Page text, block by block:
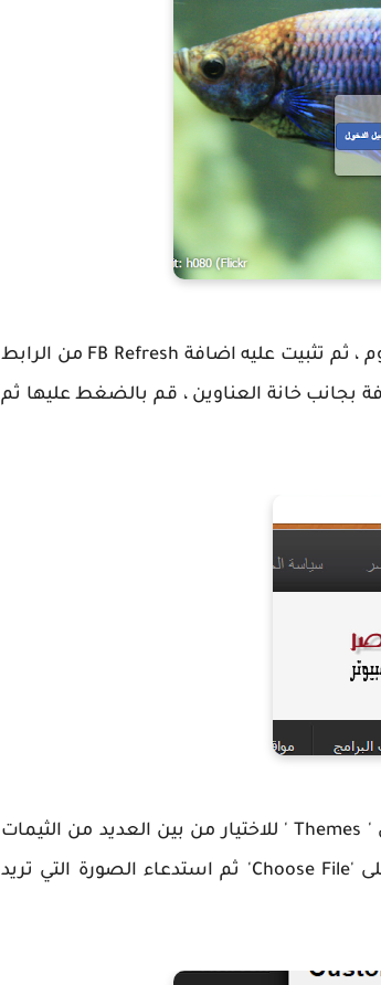
بداية كي تستطيع تغيير خلفية الفيس بوك ، يجب عليك استخدام متصفح جوجل كروم ، ثم تثبيت عليه اضافة FB Refresh من الرابط
بجانب خانة العناوين ، قم بالضغط عليها ثم
بعد ذالك سوف تنتقل الى صفحة الاعدادات الخاصة بالاضافة ، يمكنك الضغط على ' Themes ' للاختيار من بين العديد من الثيمات
الجاهزة التي تتيحها الاضاقة . او تحديد صورتك او صورة من حاسوبك بالضغط على 'Choose File' ثم استدعاء الصورة التي تريد